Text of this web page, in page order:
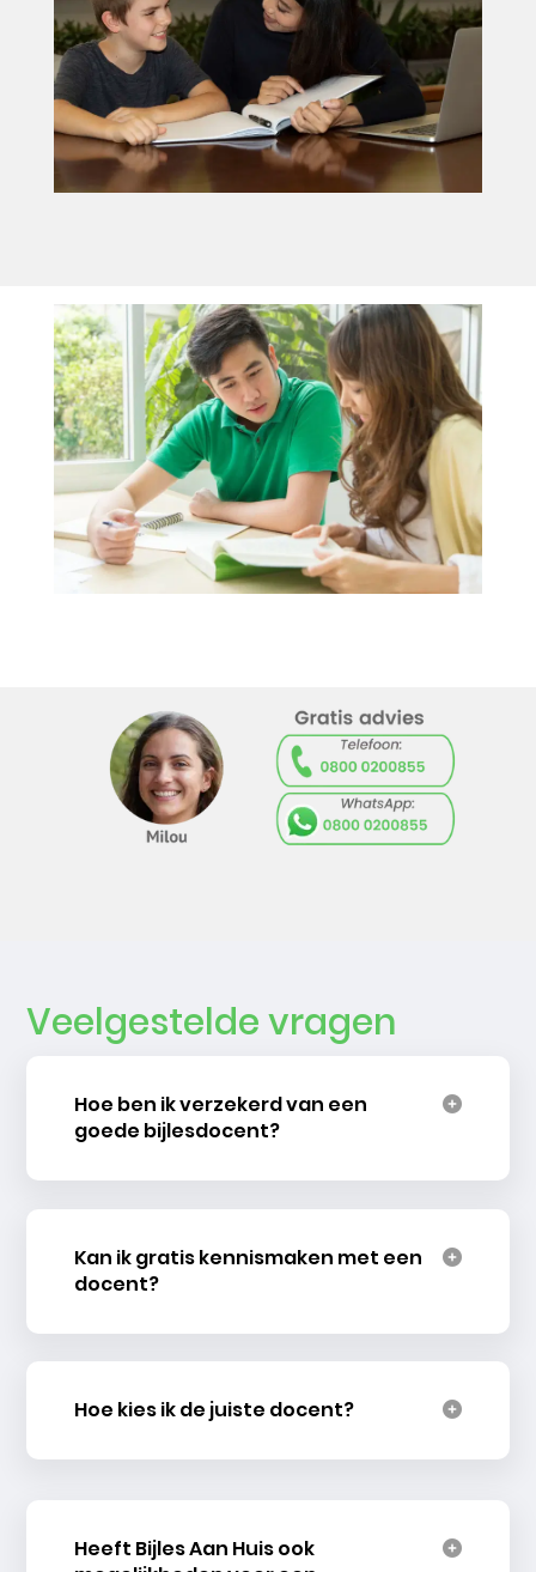
Veelgestelde vragen
Hoe ben ik verzekerd van een
goede bijlesdocent?
Kan ik gratis kennismaken met een
docent?
Hoe kies ik de juiste docent?
Heeft Bijles Aan Huis ook